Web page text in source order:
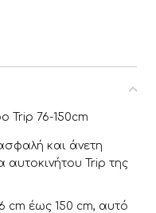
Trip 76-150cm
και άνετη
αυτοκινήτου Trip της
cm έως 150 cm, αυτό